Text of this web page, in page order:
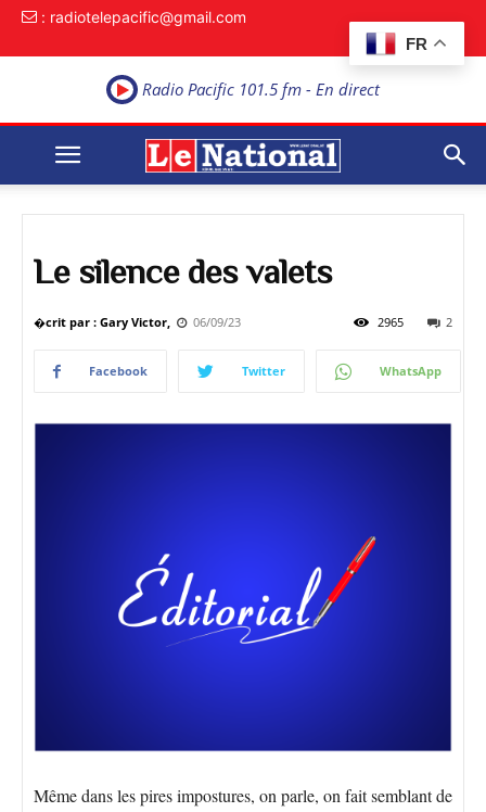
FR
: radiotelepacific@gmail.com
Radio Pacific 101.5 fm - En direct
Le silence des valets
�crit par : Gary Victor, 06/09/23 2
2965
Facebook Twitter WhatsApp
Même dans les pires impostures, on parle, on fait semblant de